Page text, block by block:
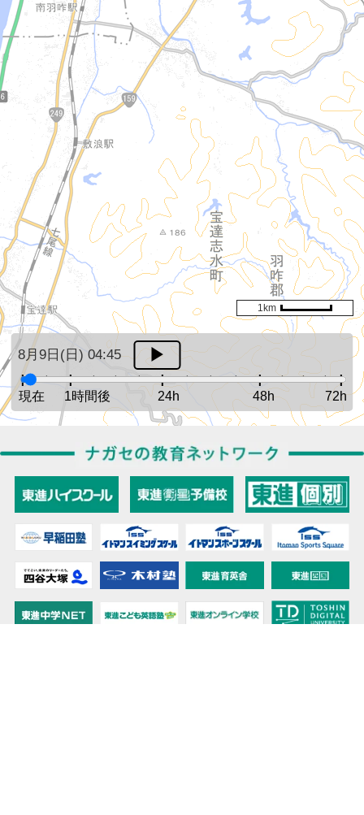
8月9日(日) 04:45
現在 1時間後 24h 48h 72h
1km